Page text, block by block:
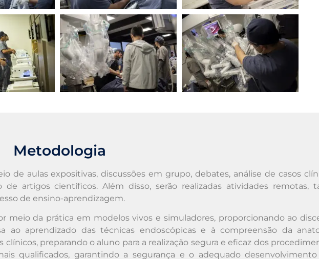
Metodologia
de aulas expositivas, discussões em grupo, debates, análise de casos
artigos científicos. Além disso, serão realizadas atividades remotas,
de ensino-aprendizagem.
meio da prática em modelos vivos e simuladores, proporcionando ao
ao aprendizado das técnicas endoscópicas e à compreensão da
preparando o aluno para a realização segura e eficaz dos
qualificados, garantindo a segurança e o adequado